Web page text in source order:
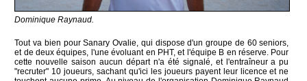
Dominique Raynaud.
Tout va bien pour Sanary Ovalie, qui dispose d'un groupe de 60 seniors,
et de deux équipes, l'une évoluant en PHT, et l'équipe B en réserve. Pour
cette nouvelle saison aucun départ n'a été signalé, et l'entraîneur a pu
"recruter" 10 joueurs, sachant qu'ici les joueurs payent leur licence et ne